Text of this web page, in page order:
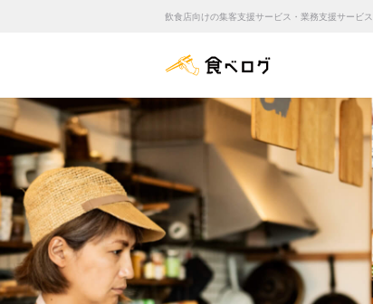
飲食店向けの集客支援サービス・業務支援サービス